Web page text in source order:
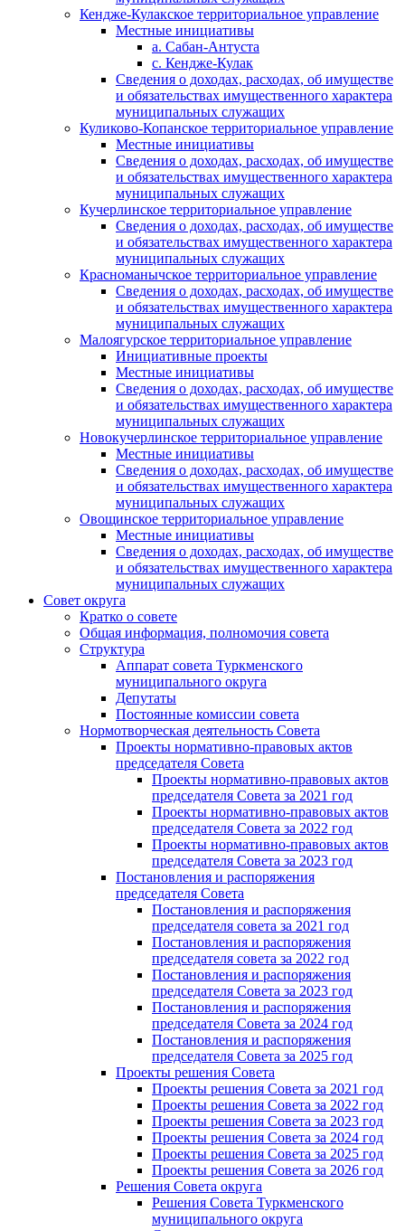
Кендже-Кулакское территориальное управление
Местные инициативы
а. Сабан-Антуста
с. Кендже-Кулак
Сведения о доходах, расходах, об имуществе
и обязательствах имущественного характера
муниципальных служащих
Куликово-Копанское территориальное управление
Местные инициативы
Сведения о доходах, расходах, об имуществе
и обязательствах имущественного характера
муниципальных служащих
Кучерлинское территориальное управление
Сведения о доходах, расходах, об имуществе
и обязательствах имущественного характера
муниципальных служащих
Красноманычское территориальное управление
Сведения о доходах, расходах, об имуществе
и обязательствах имущественного характера
муниципальных служащих
Малоягурское территориальное управление
Инициативные проекты
Местные инициативы
Сведения о доходах, расходах, об имуществе
и обязательствах имущественного характера
муниципальных служащих
Новокучерлинское территориальное управление
Местные инициативы
Сведения о доходах, расходах, об имуществе
и обязательствах имущественного характера
муниципальных служащих
Овощинское территориальное управление
Местные инициативы
Сведения о доходах, расходах, об имуществе
и обязательствах имущественного характера
муниципальных служащих
Совет округа
Кратко о совете
Общая информация, полномочия совета
Структура
Аппарат совета Туркменского
муниципального округа
Депутаты
Постоянные комиссии совета
Нормотворческая деятельность Совета
Проекты нормативно-правовых актов
председателя Cовета
Проекты нормативно-правовых актов
председателя Cовета за 2021 год
Проекты нормативно-правовых актов
председателя Cовета за 2022 год
Проекты нормативно-правовых актов
председателя Cовета за 2023 год
Постановления и распоряжения
председателя Cовета
Постановления и распоряжения
председателя совета за 2021 год
Постановления и распоряжения
председателя совета за 2022 год
Постановления и распоряжения
председателя Cовета за 2023 год
Постановления и распоряжения
председателя Cовета за 2024 год
Постановления и распоряжения
председателя Cовета за 2025 год
Проекты решения Cовета
Проекты решения Совета за 2021 год
Проекты решения Совета за 2022 год
Проекты решения Cовета за 2023 год
Проекты решения Совета за 2024 год
Проекты решения Совета за 2025 год
Проекты решения Совета за 2026 год
Решения Совета округа
Решения Совета Туркменского
муниципального округа